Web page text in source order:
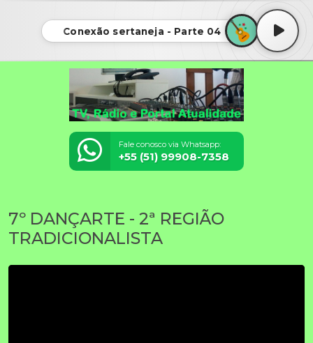
Conexão sertaneja - Parte 04
Fale conosco via Whatsapp:
+55 (51) 99908-7358
7º DANÇARTE - 2ª REGIÃO
TRADICIONALISTA